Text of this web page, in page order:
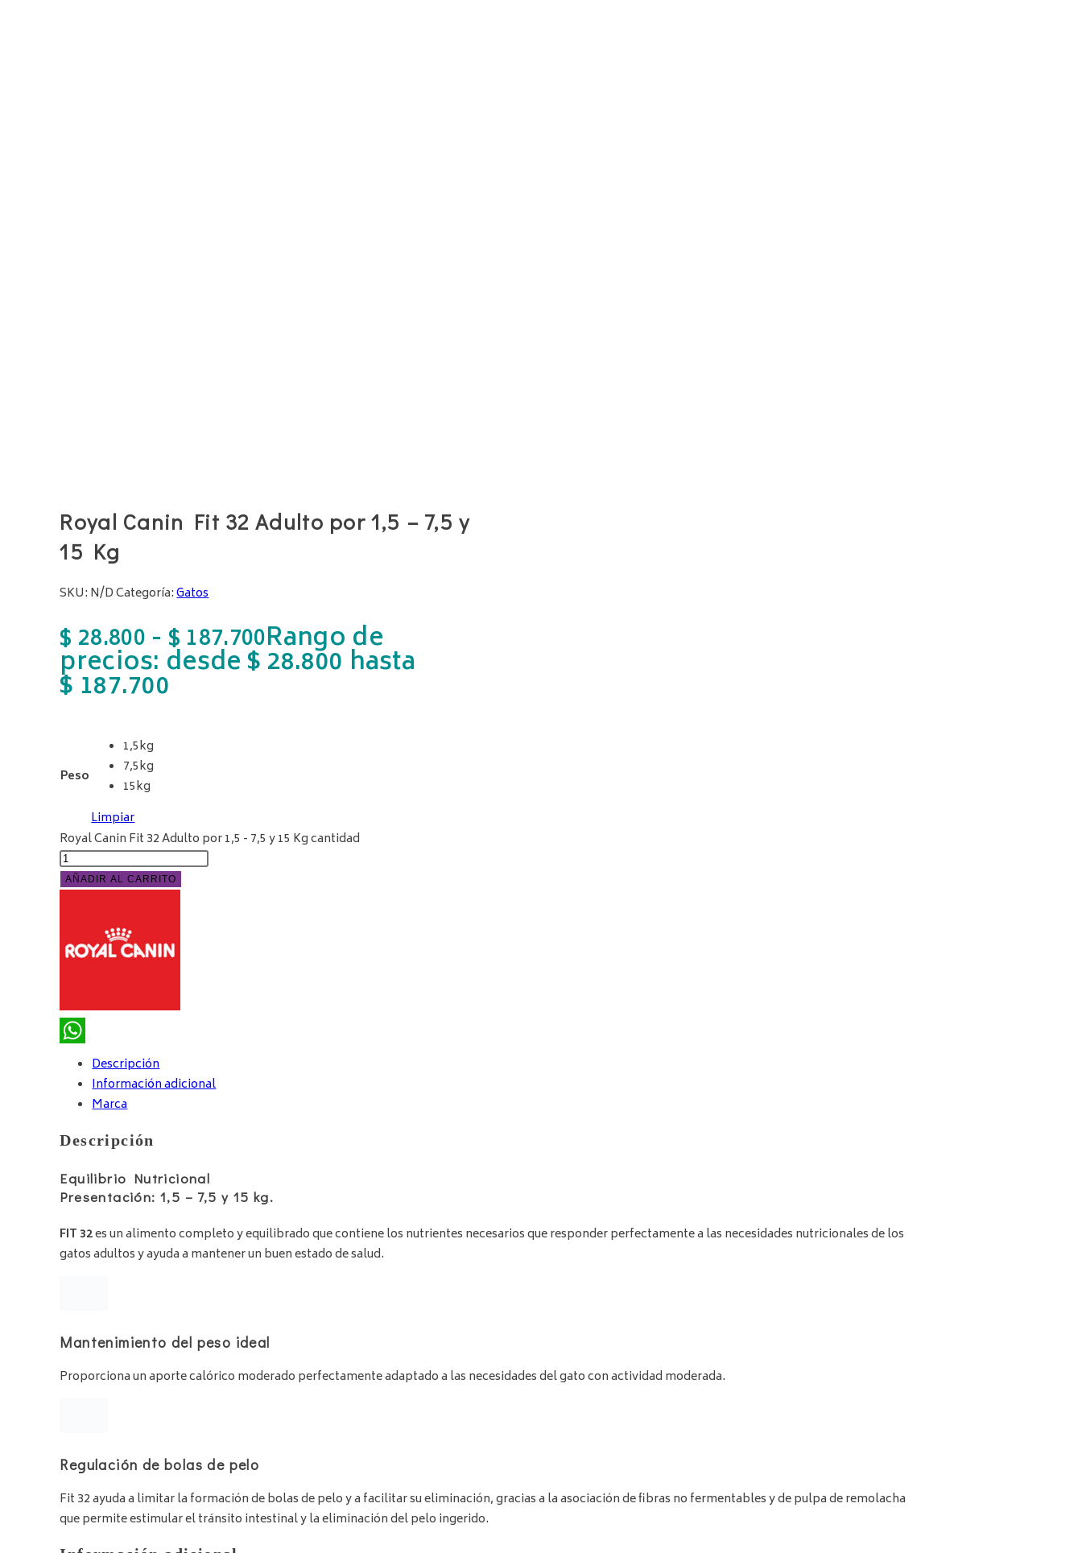
Royal Canin Fit 32 Adulto por 1,5 – 7,5 y
15 Kg
SKU: N/DCategoría:Gatos
$ 28.800 - $187.700Rango de
precios: desde $ 28.800 hasta
$ 187.700
Peso
1,5kg
7,5kg
15kg
Limpiar
Royal Canin Fit 32 Adulto por 1,5 - 7,5 y 15 Kg cantidad
AÑADIR AL CARRITO
WhatsApp
Descripción
Información adicional
Marca
Descripción
Equilibrio Nutricional
Presentación: 1,5 – 7,5 y 15 kg.
FIT 32es un alimento completo y equilibrado que contiene los nutrientes necesarios que responder perfectamente a las necesidades nutricionales de los
gatos adultos y ayuda a mantener un buen estado de salud.
Mantenimiento del peso ideal
Proporciona un aporte calórico moderado perfectamente adaptado a las necesidades del gato con actividad moderada.
Regulación de bolas de pelo
Fit 32 ayuda a limitar la formación de bolas de pelo y a facilitar su eliminación, gracias a la asociación de fibras no fermentables y de pulpa de remolacha
que permite estimular el tránsito intestinal y la eliminación del pelo ingerido.